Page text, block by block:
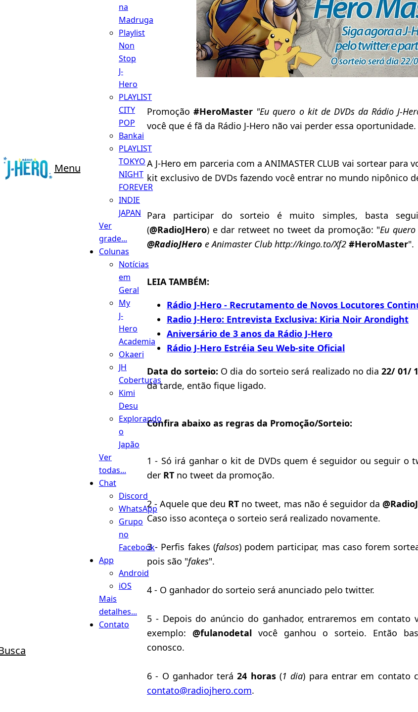
Menu
na
Madruga
Playlist
Non
Stop
J-
Hero
PLAYLIST
CITY
POP
Bankai
PLAYLIST
TOKYO
NIGHT
FOREVER
INDIE
JAPAN
Ver
grade...
Colunas
Notícias
em
Geral
My
J-
Hero
Academia
Okaeri
JH
Coberturas
Kimi
Desu
Explorando
o
Japão
Ver
todas...
Chat
Discord
WhatsApp
Grupo
no
Facebook
App
Android
iOS
Mais
detalhes...
Contato
Promoção#HeroMaster "Eu quero o kit de DVDs da Rádio J-
você que é fã da Rádio J-Hero não vai perder essa oportunidade.
A J-Hero em parceria com a ANIMASTER CLUB vai sortear para
kit exclusivo de DVDs fazendo você entrar no mundo nipônico
Para participar do sorteio é muito simples, basta
(@RadioJHero) e dar retweet no tweet da promoção: "Eu
@RadioJHero e Animaster Club http://kingo.to/Xf2 #HeroMaster".
LEIA TAMBÉM:
Rádio J-Hero - Recrutamento de Novos Locutores
Radio J-Hero: Entrevista Exclusiva: Kiria Noir Arondight
Aniversário de 3 anos da Rádio J-Hero
Rádio J-Hero Estréia Seu Web-site Oficial
Data do sorteio: O dia do sorteio será realizado no dia22/ 01/
da tarde, então fique ligado.
Confira abaixo as regras da Promoção/Sorteio:
1 - Só irá ganhar o kit de DVDs quem é seguidor ou seguir o
der RT no tweet da promoção.
2 - Aquele que deu RT no tweet, mas não é seguidor da
Caso isso aconteça o sorteio será realizado novamente.
3 - Perfis fakes (falsos) podem participar, mas caso forem
pois são "fakes".
4 - O ganhador do sorteio será anunciado pelo twitter.
5 - Depois do anúncio do ganhador, entraremos em contato
exemplo: @fulanodetal você ganhou o sorteio. Então
conosco.
6 - O ganhador terá24 horas(1 dia) para entrar em contato
contato@radiojhero.com.